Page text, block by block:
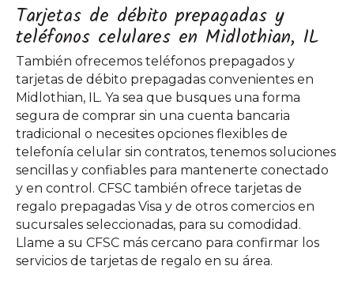
Tarjetas de débito prepagadas y
teléfonos celulares en Midlothian, IL
También ofrecemos teléfonos prepagados y
tarjetas de débito prepagadas convenientes en
Midlothian, IL. Ya sea que busques una forma
segura de comprar sin una cuenta bancaria
tradicional o necesites opciones flexibles de
telefonía celular sin contratos, tenemos soluciones
sencillas y confiables para mantenerte conectado
y en control. CFSC también ofrece tarjetas de
regalo prepagadas Visa y de otros comercios en
sucursales seleccionadas, para su comodidad.
Llame a su CFSC más cercano para confirmar los
servicios de tarjetas de regalo en su área.